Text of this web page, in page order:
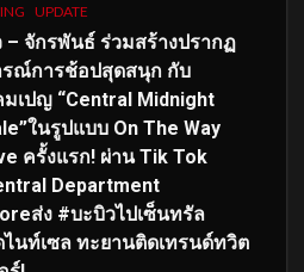
UPDATE
– จักรพันธ์ ร่วมสร้างปรากฏ
รณ์การช้อปสุดสนุก กับ
เปญ “Central Midnight
ในรูปแบบ On The Way
ครั้งแรก! ผ่าน Tik Tok
Department
ส่ง #บะบิวไปเซ็นทรัล
นท์เซล ทะยานติดเทรนด์ทวิต